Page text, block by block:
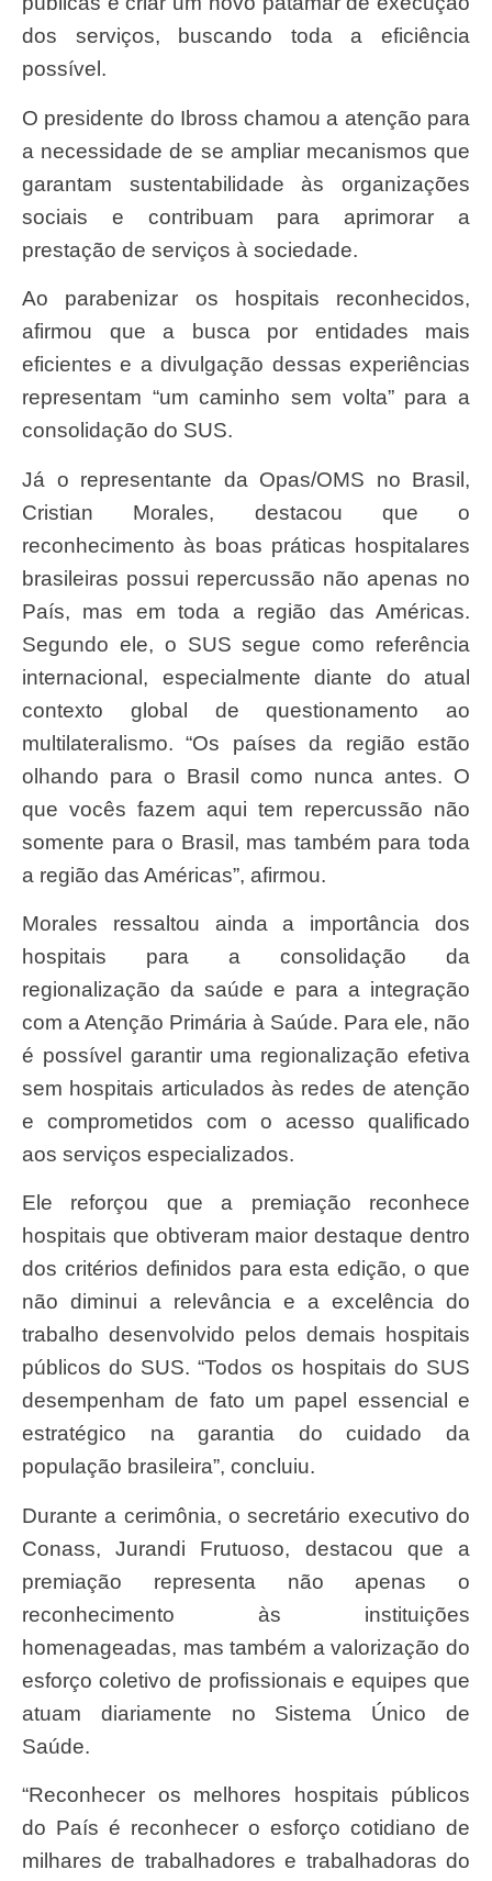
dos serviços, buscando toda a eficiência
possível.
O presidente do Ibross chamou a atenção para
a necessidade de se ampliar mecanismos que
garantam sustentabilidade às organizações
sociais e contribuam para aprimorar a
prestação de serviços à sociedade.
Ao parabenizar os hospitais reconhecidos,
afirmou que a busca por entidades mais
eficientes e a divulgação dessas experiências
representam “um caminho sem volta” para a
consolidação do SUS.
Já o representante da Opas/OMS no Brasil,
Cristian Morales, destacou que o
reconhecimento às boas práticas hospitalares
brasileiras possui repercussão não apenas no
País, mas em toda a região das Américas.
Segundo ele, o SUS segue como referência
internacional, especialmente diante do atual
contexto global de questionamento ao
multilateralismo. “Os países da região estão
olhando para o Brasil como nunca antes. O
que vocês fazem aqui tem repercussão não
somente para o Brasil, mas também para toda
a região das Américas”, afirmou.
Morales ressaltou ainda a importância dos
hospitais para a consolidação da
regionalização da saúde e para a integração
com a Atenção Primária à Saúde. Para ele, não
é possível garantir uma regionalização efetiva
sem hospitais articulados às redes de atenção
e comprometidos com o acesso qualificado
aos serviços especializados.
Ele reforçou que a premiação reconhece
hospitais que obtiveram maior destaque dentro
dos critérios definidos para esta edição, o que
não diminui a relevância e a excelência do
trabalho desenvolvido pelos demais hospitais
públicos do SUS. “Todos os hospitais do SUS
desempenham de fato um papel essencial e
estratégico na garantia do cuidado da
população brasileira”, concluiu.
Durante a cerimônia, o secretário executivo do
Conass, Jurandi Frutuoso, destacou que a
premiação representa não apenas o
reconhecimento às instituições
homenageadas, mas também a valorização do
esforço coletivo de profissionais e equipes que
atuam diariamente no Sistema Único de
Saúde.
“Reconhecer os melhores hospitais públicos
do País é reconhecer o esforço cotidiano de
milhares de trabalhadores e trabalhadoras do